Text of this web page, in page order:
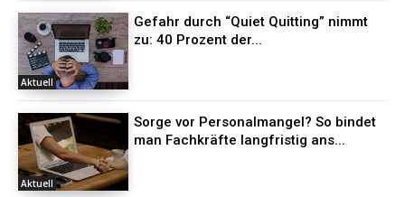
Aktuell
Gefahr durch “Quiet Quitting” nimmt
zu: 40 Prozent der...
Aktuell
Sorge vor Personalmangel? So bindet
man Fachkräfte langfristig ans...